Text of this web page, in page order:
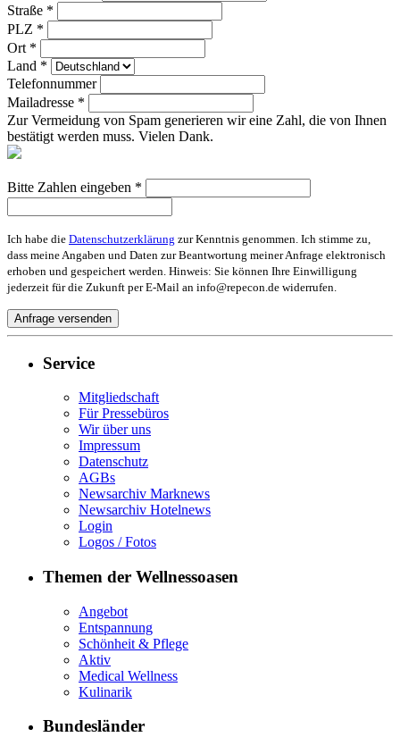
Straße *
PLZ *
Ort *
Land *
Telefonnummer
Mailadresse *
Zur Vermeidung von Spam generieren wir eine Zahl, die von Ihnen
bestätigt werden muss. Vielen Dank.
Bitte Zahlen eingeben *
Ich habe die Datenschutzerklärung zur Kenntnis genommen. Ich stimme zu,
dass meine Angaben und Daten zur Beantwortung meiner Anfrage elektronisch
erhoben und gespeichert werden. Hinweis: Sie können Ihre Einwilligung
jederzeit für die Zukunft per E-Mail an info@repecon.de widerrufen.
Service
Mitgliedschaft
Für Pressebüros
Wir über uns
Impressum
Datenschutz
AGBs
Newsarchiv Marknews
Newsarchiv Hotelnews
Login
Logos / Fotos
Themen der Wellnessoasen
Angebot
Entspannung
Schönheit & Pflege
Aktiv
Medical Wellness
Kulinarik
Bundesländer